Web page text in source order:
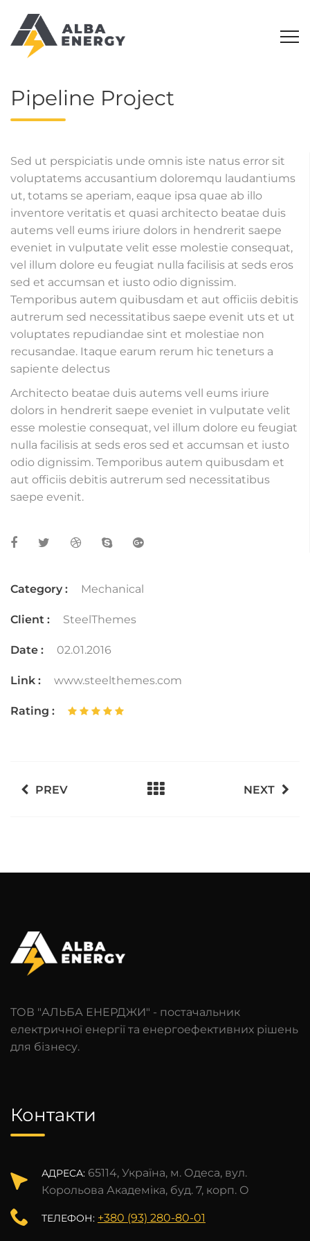
Pipeline Project
Sed ut perspiciatis unde omnis iste natus error sit
voluptatems accusantium doloremqu laudantiums
ut, totams se aperiam, eaque ipsa quae ab illo
inventore veritatis et quasi architecto beatae duis
autems vell eums iriure dolors in hendrerit saepe
eveniet in vulputate velit esse molestie consequat,
vel illum dolore eu feugiat nulla facilisis at seds eros
sed et accumsan et iusto odio dignissim.
Temporibus autem quibusdam et aut officiis debitis
autrerum sed necessitatibus saepe evenit uts et ut
voluptates repudiandae sint et molestiae non
recusandae. Itaque earum rerum hic teneturs a
sapiente delectus
Architecto beatae duis autems vell eums iriure
dolors in hendrerit saepe eveniet in vulputate velit
esse molestie consequat, vel illum dolore eu feugiat
nulla facilisis at seds eros sed et accumsan et iusto
odio dignissim. Temporibus autem quibusdam et
aut officiis debitis autrerum sed necessitatibus
saepe evenit.
Category : Mechanical
Client : SteelThemes
Date : 02.01.2016
Link : www.steelthemes.com
Rating :
PREV NEXT
ТОВ "АЛЬБА ЕНЕРДЖИ" - постачальник
електричної енергії та енергоефективних рішень
для бізнесу.
Контакти
АДРЕСА: 65114, Україна, м. Одеса, вул.
Корольова Академіка, буд. 7, корп. О
ТЕЛЕФОН: +380 (93) 280-80-01